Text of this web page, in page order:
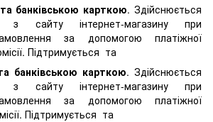
банківською карткою. Здійснюється
з сайту інтернет-магазину при
за допомогою платіжної
Підтримується та
банківською карткою. Здійснюється
з сайту інтернет-магазину при
за допомогою платіжної
Підтримується та